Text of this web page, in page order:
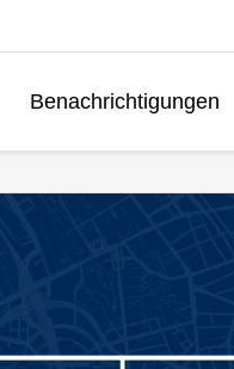
Benachrichtigungen